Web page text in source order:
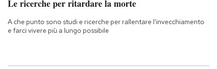
Le ricerche per ritardare la morte
A che punto sono studi e ricerche per rallentare l'invecchiamento
e farci vivere più a lungo possibile